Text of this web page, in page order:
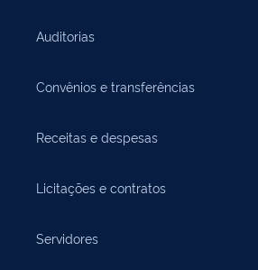
Auditorias
Convênios e transferências
Receitas e despesas
Licitações e contratos
Servidores